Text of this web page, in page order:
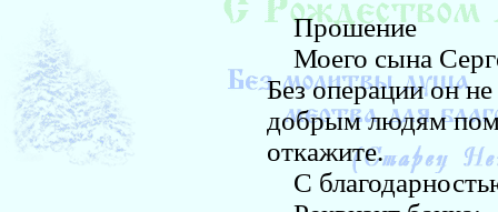
Прошение
Моего сына
Без операции он
добрым людям
откажите.
С